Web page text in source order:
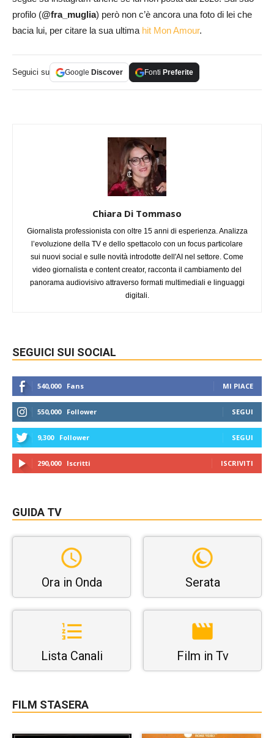
profilo (@fra_muglia) però non c’è ancora una foto di lei che
bacia lui, per citare la sua ultima hit Mon Amour.
Seguici su Google Discover Fonti Preferite
Chiara Di Tommaso
Giornalista professionista con oltre 15 anni di esperienza. Analizza
l’evoluzione della TV e dello spettacolo con un focus particolare
sui nuovi social e sulle novità introdotte dell'AI nel settore. Come
video giornalista e content creator, racconta il cambiamento del
panorama audiovisivo attraverso formati multimediali e linguaggi
digitali.
SEGUICI SUI SOCIAL
540,000 Fans MI PIACE
550,000 Follower SEGUI
9,300 Follower SEGUI
290,000 Iscritti ISCRIVITI
GUIDA TV
Ora in Onda Serata
Lista Canali Film in Tv
FILM STASERA